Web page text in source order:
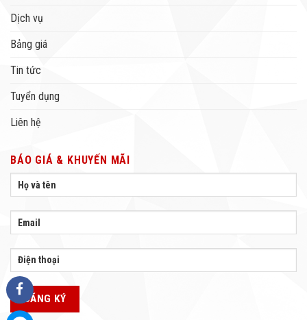
Dịch vụ
Bảng giá
Tin tức
Tuyển dụng
Liên hệ
BÁO GIÁ & KHUYẾN MÃI